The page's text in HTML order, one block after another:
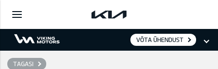
VÕTA ÜHENDUST
TAGASI